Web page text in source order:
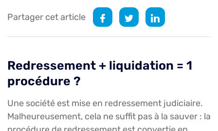
Partager cet article
Redressement + liquidation = 1
procédure ?
Une société est mise en redressement judiciaire.
Malheureusement, cela ne suffit pas à la sauver : la